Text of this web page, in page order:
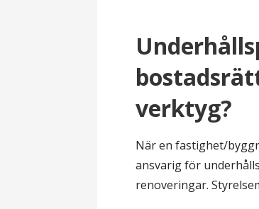
verktyg?
När en fastighet/
ansvarig för
renoveringar.